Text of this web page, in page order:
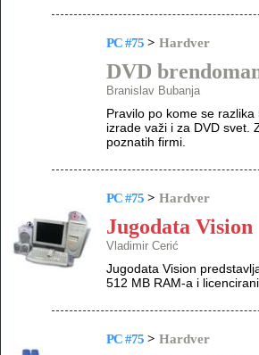
PC #75 > Hardver
DVD
Branislav Bubanja
Pravilo po kome se
izrade važi i za DVD svet.
poznatih firmi.
PC #75 > Hardver
Jugodata Vision
Vladimir Cerić
Jugodata Vision
512 MB RAM-a i
PC #75 > Hardver